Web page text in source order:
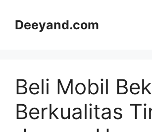
Deeyand.com
Beli Mobil
Berkualitas